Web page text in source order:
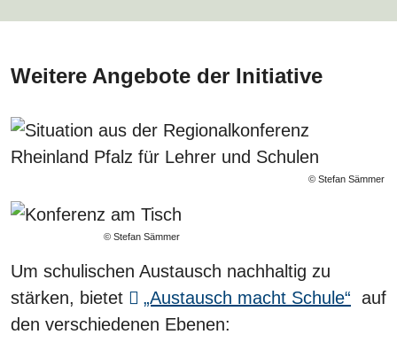
Weitere Angebote der Initiative
© Stefan Sämmer
© Stefan Sämmer
Um schulischen Austausch nachhaltig zu
stärken, bietet
„Austausch macht Schule“ auf
den verschiedenen Ebenen: